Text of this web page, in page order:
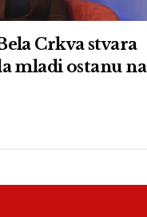
Crkva stvara
mladi ostanu na